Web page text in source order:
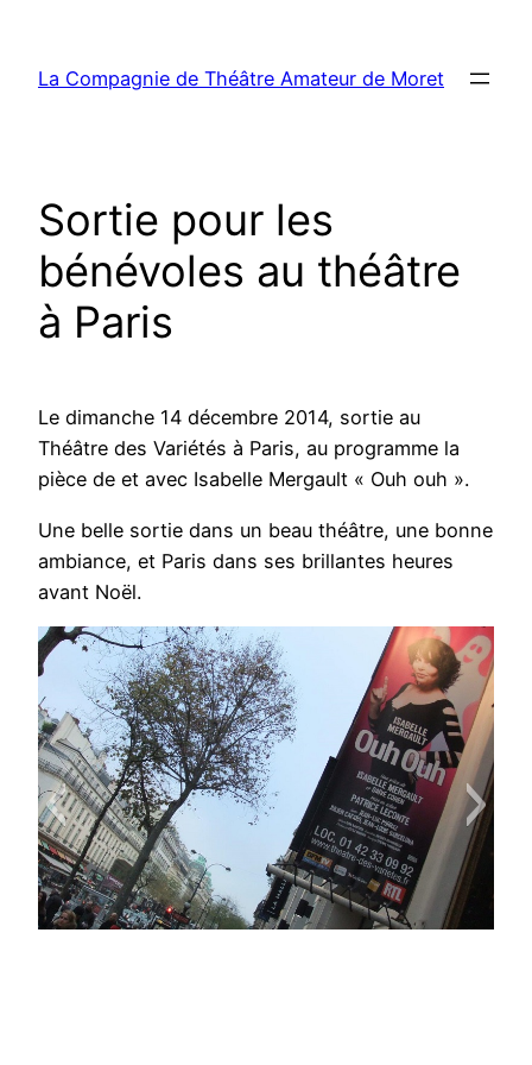
contenu
La Compagnie de Théâtre Amateur de Moret
Sortie pour les
bénévoles au théâtre
à Paris
Le dimanche 14 décembre 2014, sortie au
Théâtre des Variétés à Paris, au programme la
pièce de et avec Isabelle Mergault « Ouh ouh ».
Une belle sortie dans un beau théâtre, une bonne
ambiance, et Paris dans ses brillantes heures
avant Noël.